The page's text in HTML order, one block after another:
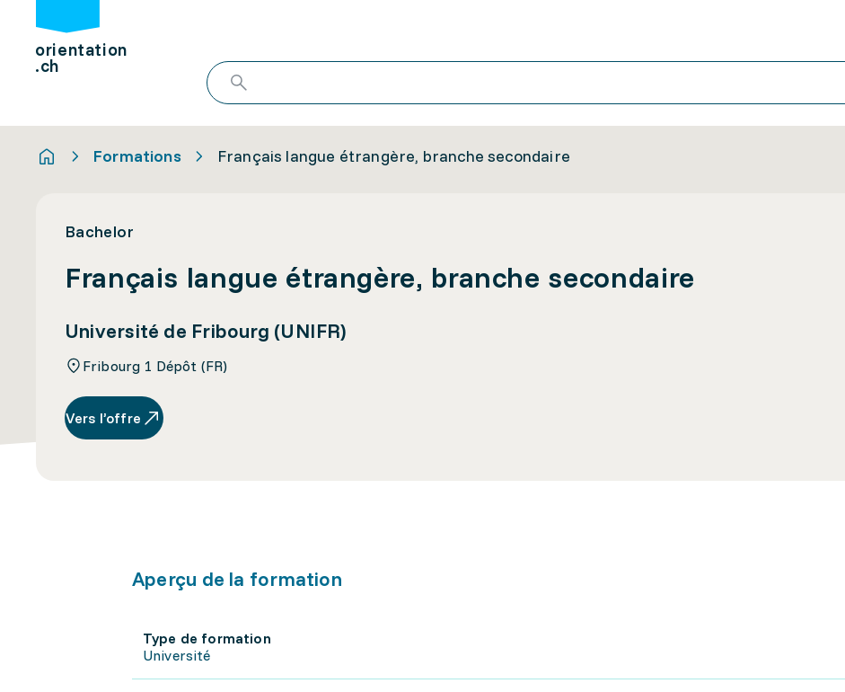
orientation
.ch
Formations Français langue étrangère, branche secondaire
Bachelor
Français langue étrangère, branche secondaire
Université de Fribourg (UNIFR)
Fribourg 1 Dépôt (FR)
Vers l’offre
Aperçu de la formation
Type de formation
Université